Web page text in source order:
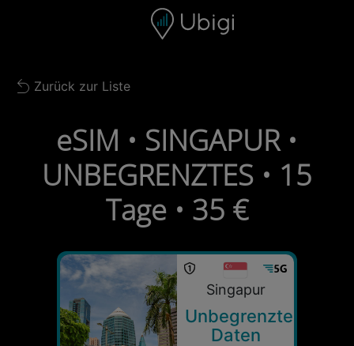
Navigationsleiste Fußzeile
Back to list
Zurück zur Liste
eSIM • SINGAPUR •
UNBEGRENZTES • 15
Tage • 35 €
Singapur
Unbegrenzte
Daten